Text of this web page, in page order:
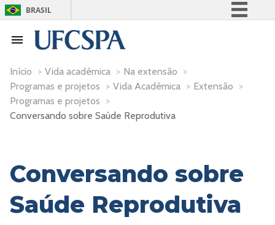
BRASIL
Participe
Acesso à informação
Início > Vida acadêmica > Na extensão >
Programas e projetos > Vida Acadêmica > Extensão >
Programas e projetos >
Conversando sobre Saúde Reprodutiva
Conversando sobre
Saúde Reprodutiva